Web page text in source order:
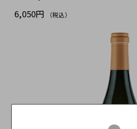
6,050円
（税込）